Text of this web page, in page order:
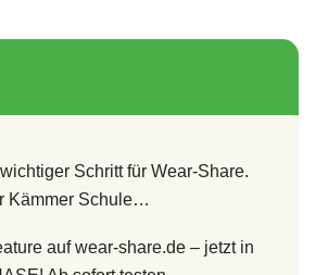
Schritt für Wear-Share.
Kämmer Schule…
auf wear-share.de – jetzt in